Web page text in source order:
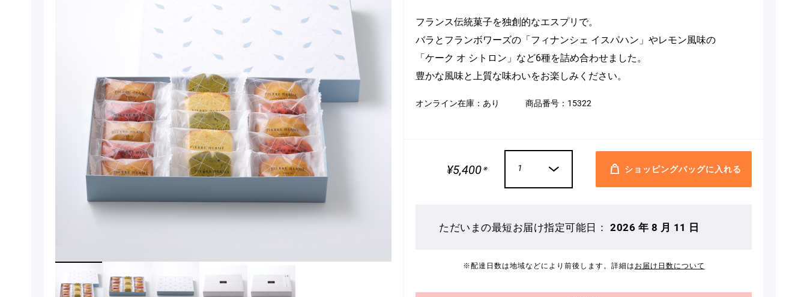
フランス伝統菓子を独創的なエスプリで。
バラとフランボワーズの「フィナンシェ イスパハン」やレモン風味の
「ケーク オ シトロン」など6種を詰め合わせました。
豊かな風味と上質な味わいをお楽しみください。
オンライン在庫： あり 商品番号： 15322
¥5,400※ 1 ショッピングバッグに入れる
ただいまの最短お届け指定可能日： 2026 年 8 月 11 日
※配達日数は地域などにより前後します。詳細はお届け日数について